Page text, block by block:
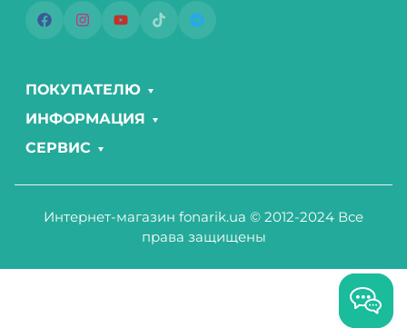
ПОКУПАТЕЛЮ
ИНФОРМАЦИЯ
СЕРВИС
Интернет-магазин fonarik.ua © 2012-2024 Все
права защищены